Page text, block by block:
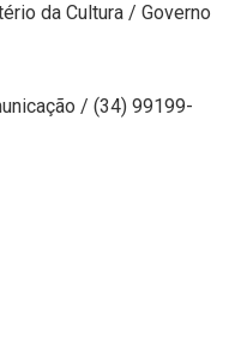
da Cultura / Governo
/ (34) 99199-